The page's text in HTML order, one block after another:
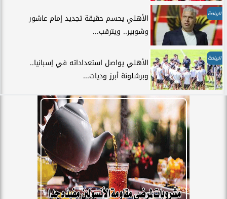
الرياضة
الأهلي يحسم حقيقة تجديد إمام عاشور
وشوبير.. ويترقب...
الرياضة
الأهلي يواصل استعداداته في إسبانيا..
وبرشلونة أبرز وديات...